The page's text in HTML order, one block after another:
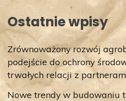
Ostatnie wpisy
Zrównoważony rozwój
podejście do ochrony
trwałych relacji z
Nowe trendy w budowaniu